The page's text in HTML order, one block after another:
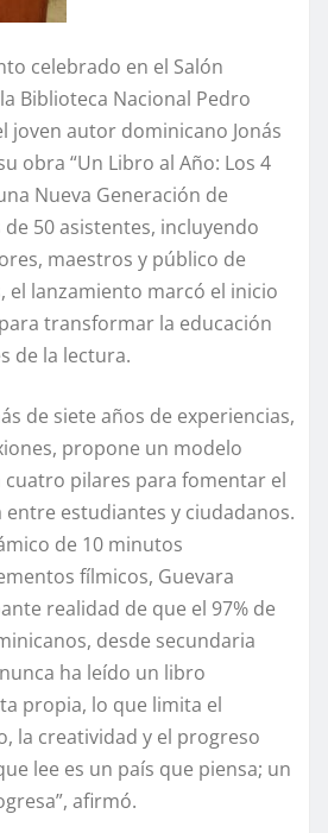
celebrado en el Salón
Biblioteca Nacional Pedro
joven autor dominicano Jonás
obra “Un Libro al Año: Los 4
Nueva Generación de
de 50 asistentes, incluyendo
maestros y público de
el lanzamiento marcó el inicio
transformar la educación
de la lectura.
de siete años de experiencias,
propone un modelo
pilares para fomentar el
estudiantes y ciudadanos.
de 10 minutos
fílmicos, Guevara
realidad de que el 97% de
desde secundaria
ha leído un libro
propia, lo que limita el
la creatividad y el progreso
lee es un país que piensa; un
afirmó.